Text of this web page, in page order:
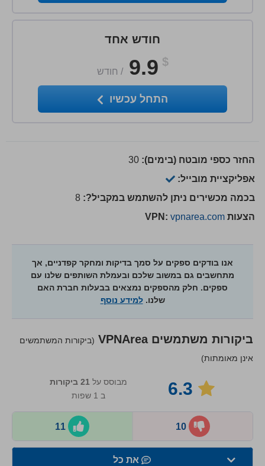
חודש אחד
$
9.9
/ חודש
התחל עכשיו
החזר כספי מובטח (בימים): 30
אפליקציית מובייל:
בכמה מכשירים ניתן להשתמש במקביל?: 8
הצעות VPN: vpnarea.com
אנו בודקים ספקים על סמך בדיקות ומחקר קפדניים, אך
מתחשבים גם במשוב שלכם ובעמלת השותפים שלנו עם
ספקים. חלק מהספקים נמצאים בבעלות חברת האם
שלנו.למידע נוסף
ביקורות משתמשיםVPNArea (ביקורות המשתמשים
אינן מאומתות)
6.3 מבוסס על 21 ביקורות
ב 1 שפות
את כל